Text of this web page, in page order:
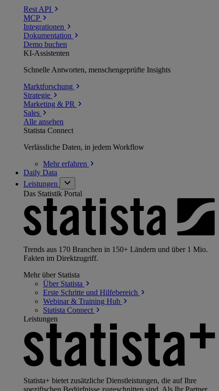
Rest API
MCP
Integrationen
Dokumentation
Demo buchen
KI-Assistenten
Schnelle Antworten, menschengeprüfte Insights
Marktforschung
Strategie
Marketing & PR
Sales
Alle ansehen
Statista Connect
Verlässliche Daten, in jedem Workflow
Mehrerfahren
Daily Data
Leistungen
Das Statistik Portal
Trends aus 170 Branchen in 150+ Ländern und über 1 Mio.
Fakten im Direktzugriff.
Mehr über Statista
Über Statista
Erste Schritte und Hilfebereich
Webinar & Training Hub
Statista Connect
Leistungen
Statista+ bietet zusätzliche Dienstleistungen, die auf Ihre
spezifischen Bedürfnisse zugeschnitten sind. Als Ihr Partner